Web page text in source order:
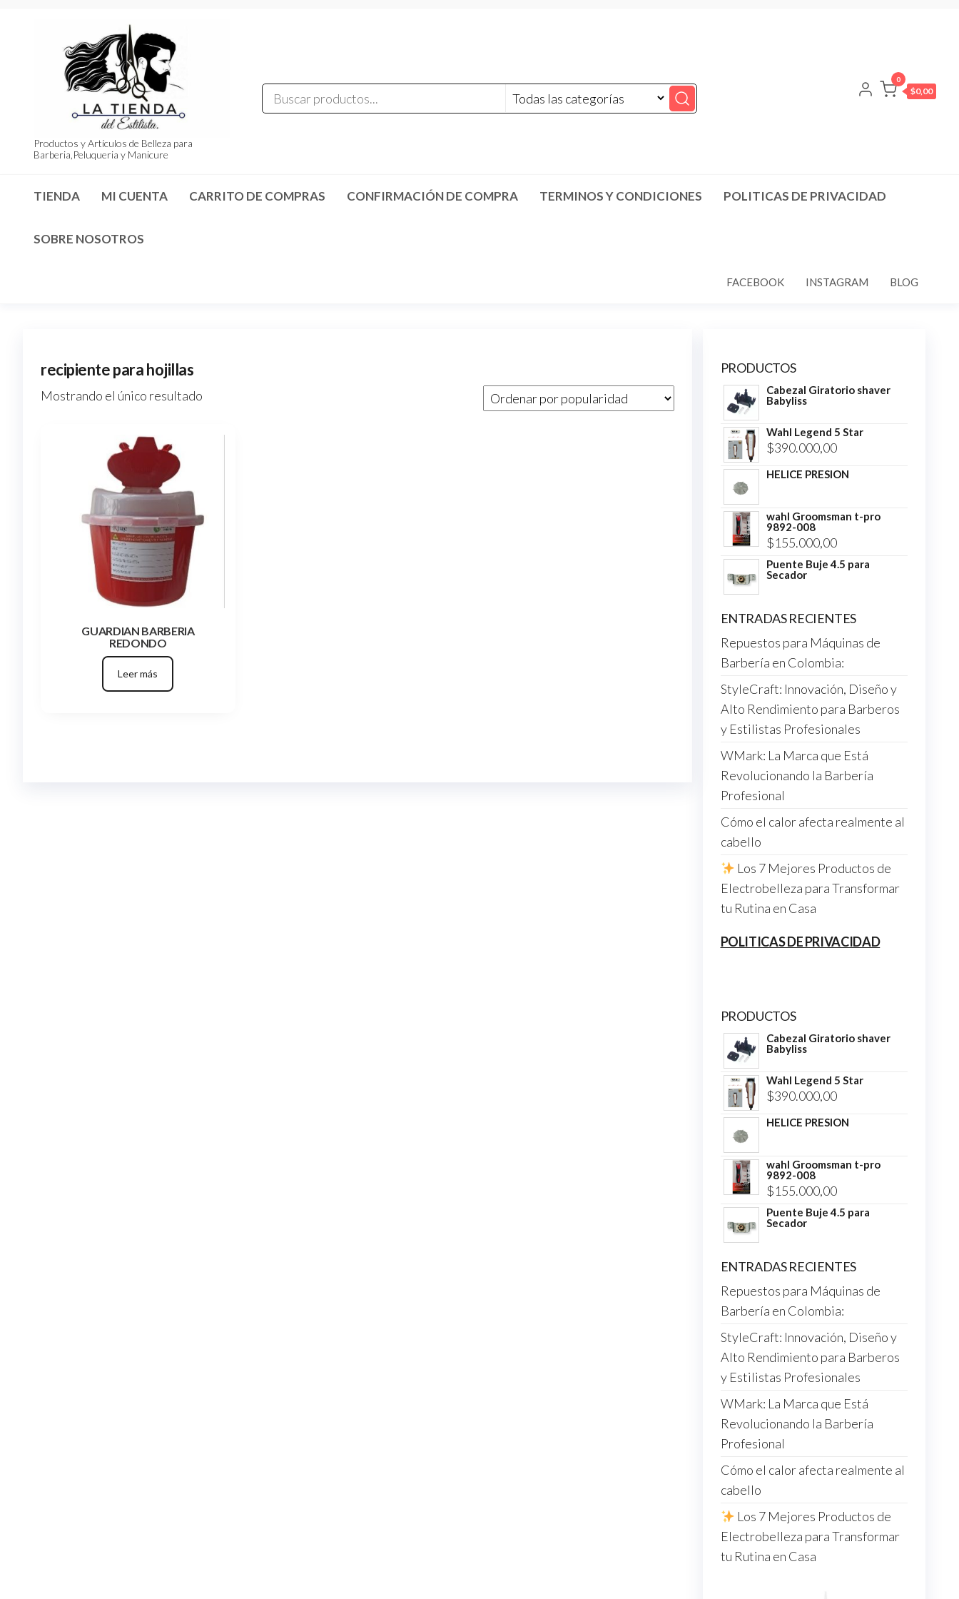
Productos y Artículos de Belleza para
Barberia,Peluqueria y Manicure
0
$0,00
TIENDA MI CUENTA CARRITO DE COMPRAS CONFIRMACIÓN DE COMPRA TERMINOS Y CONDICIONES POLITICAS DE PRIVACIDAD
SOBRE NOSOTROS
FACEBOOK INSTAGRAM BLOG
recipiente para hojillas
Mostrando el único resultado
GUARDIAN BARBERIA
REDONDO
Leer más
PRODUCTOS
Cabezal Giratorio shaver
Babyliss
Wahl Legend 5 Star
$390.000,00
HELICE PRESION
wahl Groomsman t-pro
9892-008
$155.000,00
Puente Buje 4.5 para
Secador
ENTRADAS RECIENTES
Repuestos para Máquinas de
Barbería en Colombia:
StyleCraft: Innovación, Diseño y
Alto Rendimiento para Barberos
y Estilistas Profesionales
WMark: La Marca que Está
Revolucionando la Barbería
Profesional
Cómo el calor afecta realmente al
cabello
Los 7 Mejores Productos de
Electrobelleza para Transformar
tu Rutina en Casa
POLITICAS DE PRIVACIDAD
PRODUCTOS
Cabezal Giratorio shaver
Babyliss
Wahl Legend 5 Star
$390.000,00
HELICE PRESION
wahl Groomsman t-pro
9892-008
$155.000,00
Puente Buje 4.5 para
Secador
ENTRADAS RECIENTES
Repuestos para Máquinas de
Barbería en Colombia:
StyleCraft: Innovación, Diseño y
Alto Rendimiento para Barberos
y Estilistas Profesionales
WMark: La Marca que Está
Revolucionando la Barbería
Profesional
Cómo el calor afecta realmente al
cabello
Los 7 Mejores Productos de
Electrobelleza para Transformar
tu Rutina en Casa